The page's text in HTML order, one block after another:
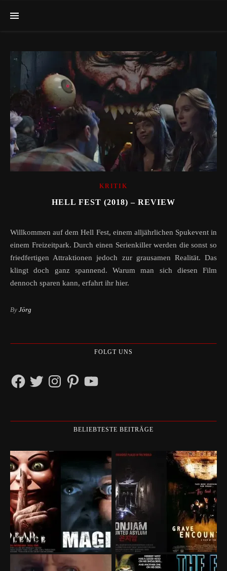
KRITIK
HELL FEST (2018) – REVIEW
Willkommen auf dem Hell Fest, einem alljährlichen Spukevent in
einem Freizeitpark. Durch einen Serienkiller werden die sonst so
friedfertigen Attraktionen jedoch zur grausamen Realität. Das
klingt doch ganz spannend. Warum man sich diesen Film
dennoch sparen kann, erfahrt ihr hier.
By Jörg
FOLGT UNS
FacebookTwitterInstagramPinterestYouTube
BELIEBTESTE BEITRÄGE